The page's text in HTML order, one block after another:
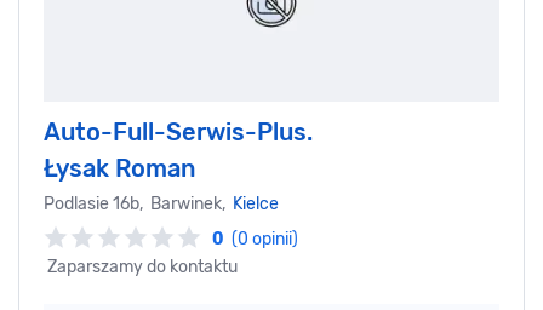
Auto-Full-Serwis-Plus.
Łysak Roman
Podlasie 16b, Barwinek, Kielce
0 (0 opinii)
Zaparszamy do kontaktu